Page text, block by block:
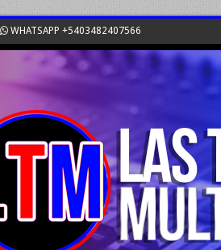
WHATSAPP +5403482407566